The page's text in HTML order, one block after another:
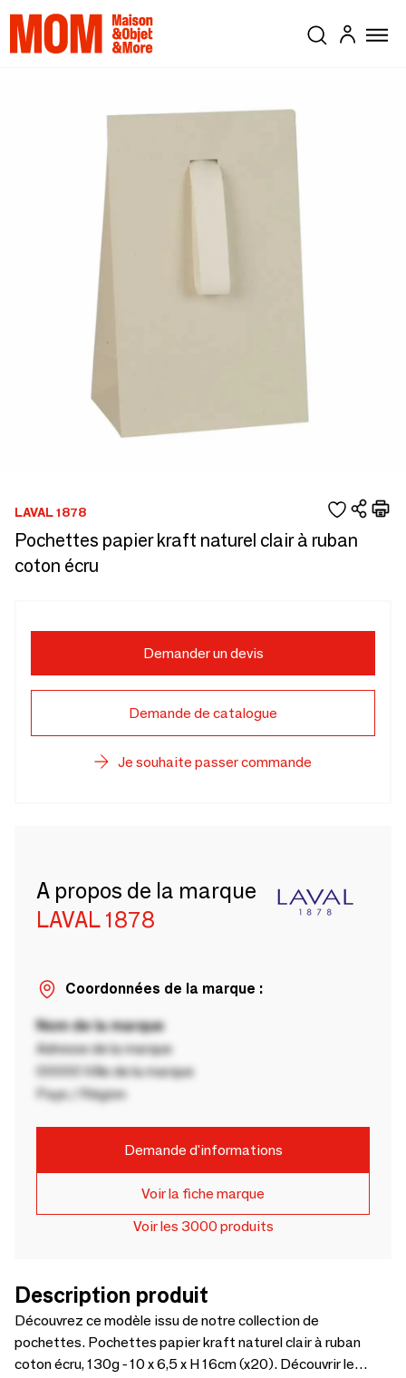
LAVAL 1878
Pochettes papier kraft naturel clair à ruban
coton écru
Demander un devis
Demande de catalogue
Je souhaite passer commande
A propos de la marque
LAVAL 1878
Coordonnées de la marque :
Nom de la marque
Adresse de la marque
00000 Ville de la marque
Pays / Région
Demande d'informations
Voir la fiche marque
Voir les 3000 produits
Description produit
Découvrez ce modèle issu de notre collection de
pochettes. Pochettes papier kraft naturel clair à ruban
coton écru, 130g - 10 x 6,5 x H 16cm (x20). Découvrir le